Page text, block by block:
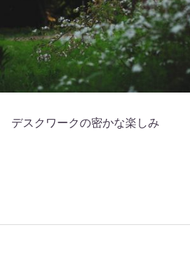
デスクワークの密かな楽しみ